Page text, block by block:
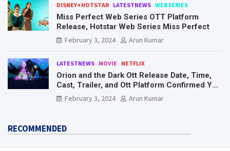
DISNEY+HOTSTAR LATESTNEWS WEBSERIES
Miss Perfect Web Series OTT Platform
Release, Hotstar Web Series Miss Perfect
February 3, 2024
Arun Kumar
LATESTNEWS MOVIE NETFLIX
Orion and the Dark Ott Release Date, Time,
Cast, Trailer, and Ott Platform Confirmed You
Need To Know Here
February 3, 2024 Arun Kumar
RECOMMENDED